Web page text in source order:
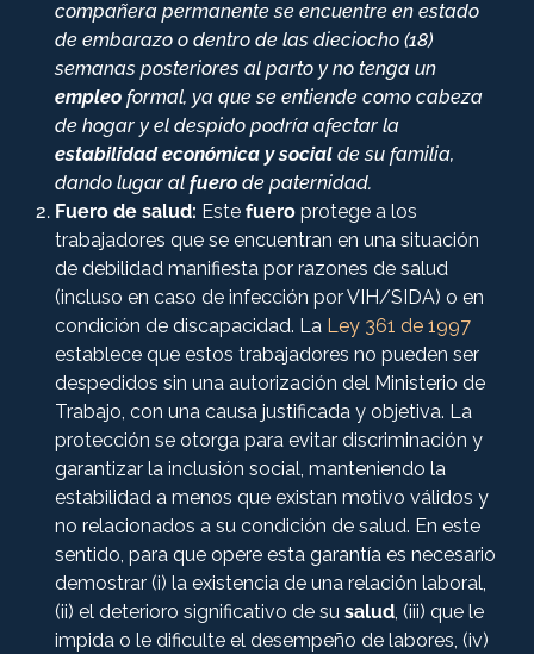
compañera permanente se encuentre en estado
de embarazo o dentro de las dieciocho (18)
semanas posteriores al parto y no tenga un
empleo formal, ya que se entiende como cabeza
de hogar y el despido podría afectar la
estabilidad económica y social de su familia,
dando lugar al fuero de paternidad.
Fuero de salud: Este fuero protege a los
trabajadores que se encuentran en una situación
de debilidad manifiesta por razones de salud
(incluso en caso de infección por VIH/SIDA) o en
condición de discapacidad. La Ley 361 de 1997
establece que estos trabajadores no pueden ser
despedidos sin una autorización del Ministerio de
Trabajo, con una causa justificada y objetiva. La
protección se otorga para evitar discriminación y
garantizar la inclusión social, manteniendo la
estabilidad a menos que existan motivo válidos y
no relacionados a su condición de salud. En este
sentido, para que opere esta garantía es necesario
demostrar (i) la existencia de una relación laboral,
(ii) el deterioro significativo de su salud, (iii) que le
impida o le dificulte el desempeño de labores, (iv)